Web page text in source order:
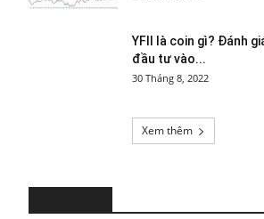
YFII là coin gì? Đánh
đầu tư vào...
30 Tháng 8, 2022
Xem thêm